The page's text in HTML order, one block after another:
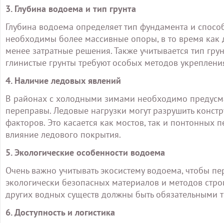
3. Глубина водоема и тип грунта
Глубина водоема определяет тип фундамента и
необходимы более массивные опоры, в то время
менее затратные решения. Также учитывается тип
глинистые грунты требуют особых методов
4. Наличие ледовых явлений
В районах с холодными зимами необходимо
переправы. Ледовые нагрузки могут разрушить
факторов. Это касается как мостов, так и
влияние ледового покрытия.
5. Экологические особенности водоема
Очень важно учитывать экосистему водоема, чтобы
экологически безопасных материалов и методов
других водных существ должны быть обязательными
6. Доступность и логистика